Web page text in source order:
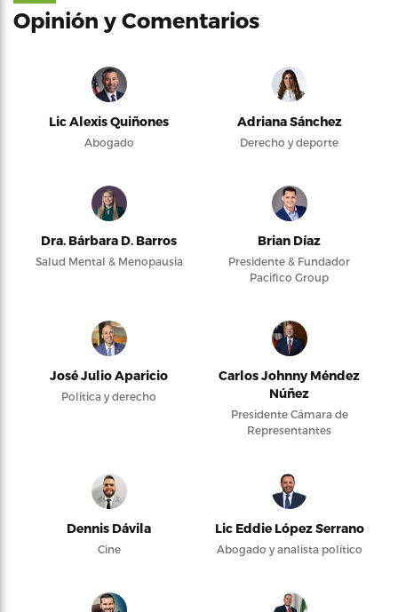
Opinión y Comentarios
Lic Alexis Quiñones
Abogado
Adriana Sánchez
Derecho y deporte
Dra. Bárbara D. Barros
Salud Mental & Menopausia
Brian Díaz
Presidente & Fundador
Pacifico Group
José Julio Aparicio
Política y derecho
Carlos Johnny Méndez
Núñez
Presidente Cámara de
Representantes
Dennis Dávila
Cine
Lic Eddie López Serrano
Abogado y analista político